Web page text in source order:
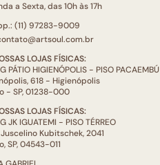
a Sexta, das 10h às 17h
(11) 97283-9009
LOJAS FÍSICAS:
PÁTIO HIGIENÓPOLIS - PISO PACAEMBÚ
618 - Higienópolis
- SP, 01238-000
LOJAS FÍSICAS:
JK IGUATEMI - PISO TÉRREO
Kubitschek, 2041
SP, 04543-011